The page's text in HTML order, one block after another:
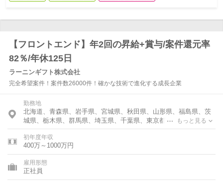
【フロントエンド】年2回の昇給+賞与/案件還元率
82％/年休125日
ラーニンギフト株式会社
完全希望案件！案件数26000件！確かな技術で進化する成長企業
勤務地
北海道、青森県、岩手県、宮城県、秋田県、山形県、福島県、茨
城県、栃木県、群馬県、埼玉県、千葉県、東京都、神奈川県、富
山県、石川県、福井県、新潟県、山梨県、長野県、岐阜県、静岡
県、愛知県、三重県、滋賀県、京都府、大阪府、兵庫県、奈良
県、和歌山県、鳥取県、島根県、岡山県、広島県、山口県、徳島
県、香川県、愛媛県、高知県、福岡県、佐賀県、長崎県、熊本
県、大分県、宮崎県、鹿児島県、沖縄県
もっと見る
初年度年収
400万～1000万円
雇用形態
正社員